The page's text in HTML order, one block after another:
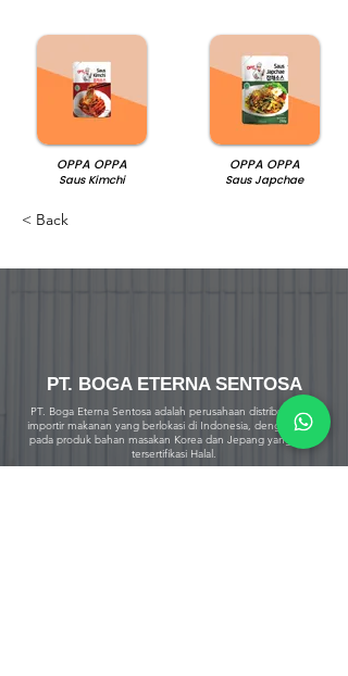
OPPA OPPA
Saus Kimchi
OPPA OPPA
Saus Japchae
< Back
PT. BOGA ETERNA SENTOSA
PT. Boga Eterna Sentosa adalah perusahaan distributor dan
importir makanan yang berlokasi di Indonesia, dengan fokus
pada produk bahan masakan Korea dan Jepang yang telah
tersertifikasi Halal.